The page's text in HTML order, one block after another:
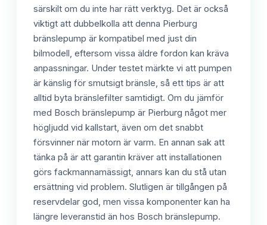
särskilt om du inte har rätt verktyg. Det är också
viktigt att dubbelkolla att denna Pierburg
bränslepump är kompatibel med just din
bilmodell, eftersom vissa äldre fordon kan kräva
anpassningar. Under testet märkte vi att pumpen
är känslig för smutsigt bränsle, så ett tips är att
alltid byta bränslefilter samtidigt. Om du jämför
med Bosch bränslepump är Pierburg något mer
högljudd vid kallstart, även om det snabbt
försvinner när motorn är varm. En annan sak att
tänka på är att garantin kräver att installationen
görs fackmannamässigt, annars kan du stå utan
ersättning vid problem. Slutligen är tillgången på
reservdelar god, men vissa komponenter kan ha
längre leveranstid än hos Bosch bränslepump.